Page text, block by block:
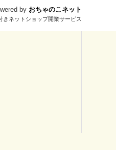
by おちゃのこネット
きネットショップ開業サービス